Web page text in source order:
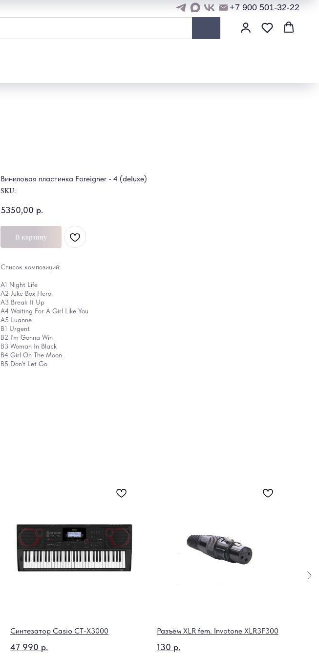
+7 900 501-32-22
Виниловая пластинка Foreigner - 4 (deluxe)
SKU:
5350,00 р.
В корзину
Список композиций:
A1 Night Life
A2 Juke Box Hero
A3 Break It Up
A4 Waiting For A Girl Like You
A5 Luanne
B1 Urgent
B2 I'm Gonna Win
B3 Woman In Black
B4 Girl On The Moon
B5 Don't Let Go
Синтезатор Casio CT-X3000
47 990 р.
Разъём XLR fem. Invotone XLR3F300
130 р.